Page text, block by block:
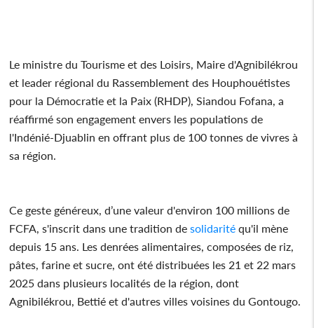
Le ministre du Tourisme et des Loisirs, Maire d'Agnibilékrou
et leader régional du Rassemblement des Houphouétistes
pour la Démocratie et la Paix (RHDP), Siandou Fofana, a
réaffirmé son engagement envers les populations de
l'Indénié-Djuablin en offrant plus de 100 tonnes de vivres à
sa région.
Ce geste généreux, d’une valeur d'environ 100 millions de
FCFA, s'inscrit dans une tradition de solidarité qu'il mène
depuis 15 ans. Les denrées alimentaires, composées de riz,
pâtes, farine et sucre, ont été distribuées les 21 et 22 mars
2025 dans plusieurs localités de la région, dont
Agnibilékrou, Bettié et d'autres villes voisines du Gontougo.